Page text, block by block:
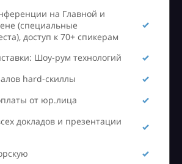
на Главной и
(специальные
доступ к 70+ спикерам
Шоу-рум технологий
hard-скиллы
от юр.лица
докладов и презентации